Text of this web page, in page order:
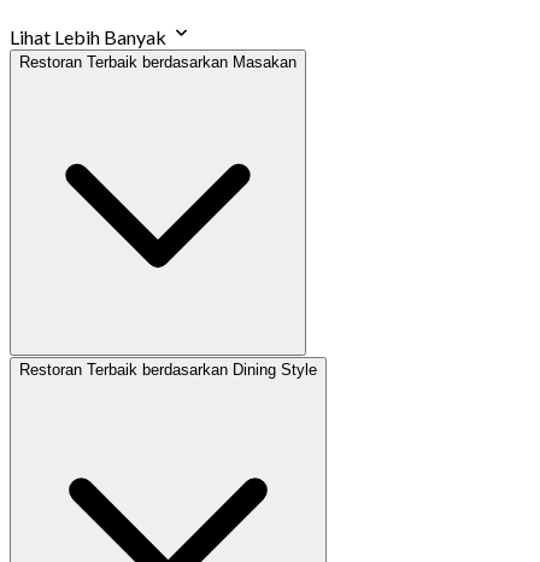
Lihat Lebih Banyak
Restoran Terbaik berdasarkan Masakan
Restoran Terbaik berdasarkan Dining Style